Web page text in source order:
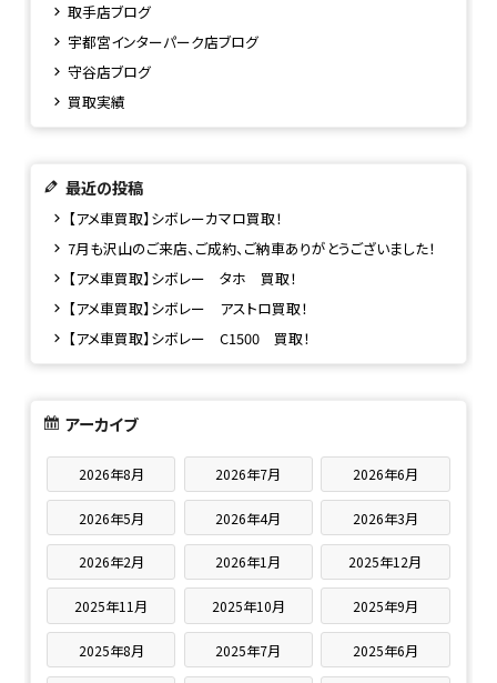
取手店ブログ
宇都宮インターパーク店ブログ
守谷店ブログ
買取実績
最近の投稿
【アメ車買取】シボレーカマロ買取！
7月も沢山のご来店、ご成約、ご納車ありがとうございました！
【アメ車買取】シボレー タホ 買取！
【アメ車買取】シボレー アストロ買取！
【アメ車買取】シボレー C1500 買取！
アーカイブ
2026年8月 2026年7月 2026年6月
2026年5月 2026年4月 2026年3月
2026年2月 2026年1月 2025年12月
2025年11月 2025年10月 2025年9月
2025年8月 2025年7月 2025年6月